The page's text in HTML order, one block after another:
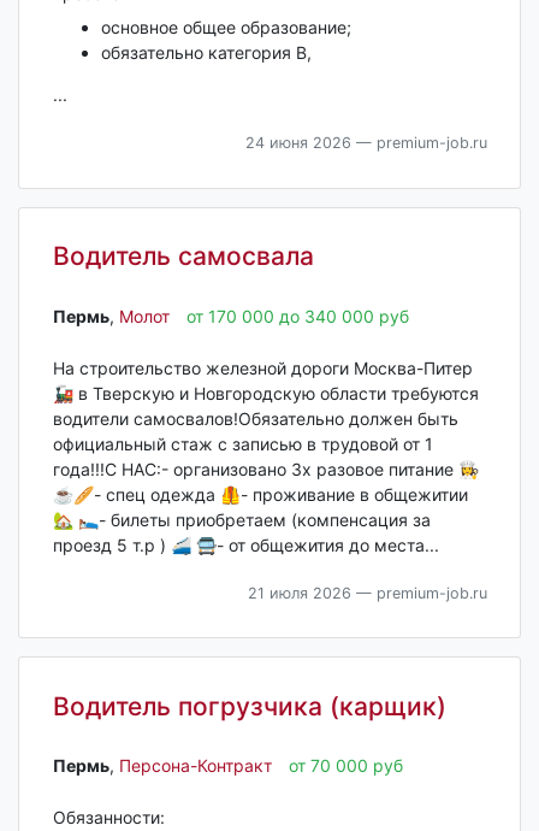
основное общее образование;
обязательно категория B,
...
24 июня 2026 — premium-job.ru
Водитель самосвала
Пермь‎, Молот от 170 000 до 340 000 руб
На строительство железной дороги Москва-Питер
🚂 в Тверскую и Новгородскую области требуются
водители самосвалов!Обязательно должен быть
официальный стаж с записью в трудовой от 1
года!!!С НАС:- организовано 3х разовое питание 👩‍🍳
☕🥖- спец одежда 🦺- проживание в общежитии
🏡 🛌- билеты приобретаем (компенсация за
проезд 5 т.р ) 🚄 🚍- от общежития до места...
21 июля 2026 — premium-job.ru
Водитель погрузчика (карщик)
Пермь‎, Персона-Контракт от 70 000 руб
Обязанности: